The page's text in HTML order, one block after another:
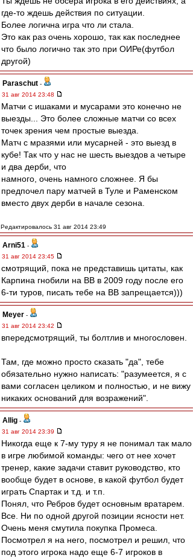
где-то ждешь действия по ситуации.
Более логична игра что ли стала.
Это как раз очень хорошо, так как последнее
что было логично так это при ОИРе(футбол
другой)
Paraschut -
31 авг 2014 23:48
Матчи с ишаками и мусарами это конечно не
выезды... Это более сложные матчи со всех
точек зрения чем простые выезда.
Матч с мразями или мусарней - это выезд в
кубе! Так что у нас не шесть выездов а четыре
и два дерби, что
намного, очень намного сложнее. Я бы
предпочел пару матчей в Туле и Раменском
вместо двух дерби в начале сезона.
Редактировалось 31 авг 2014 23:49
Arni51 -
31 авг 2014 23:45
смотрящий, пока не представишь цитаты, как
Карпина гнобили на ВВ в 2009 году после его
6-ти туров, писать тебе на ВВ запрещается)))
Meyer -
31 авг 2014 23:42
впередсмотрящий, ты болтлив и многословен.
Там, где можно просто сказать "да", тебе
обязательно нужно написать: "разумеется, я с
вами согласен целиком и полностью, и не вижу
никаких оснований для возражений".
Allig -
31 авг 2014 23:39
Никогда еще к 7-му туру я не понимал так мало
в игре любимой команды: чего от нее хочет
тренер, какие задачи ставит руководство, кто
вообще будет в основе, в какой футбол будет
играть Спартак и т.д. и т.п.
Понял, что Ребров будет основным вратарем.
Все. Ни по одной другой позиции ясности нет.
Очень меня смутила покупка Промеса.
Посмотрел я на него, посмотрел и решил, что
под этого игрока надо еще 6-7 игроков в